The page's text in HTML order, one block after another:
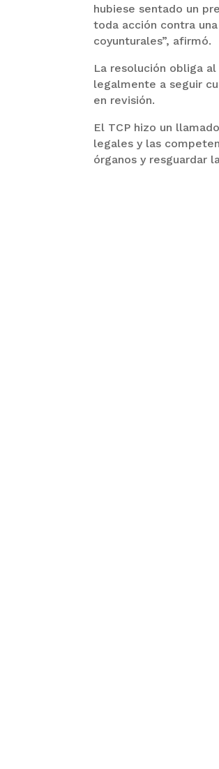
hubiese sentado un
toda acción contra
coyunturales”, afirmó.
La resolución obliga
legalmente a seguir
en revisión.
El TCP hizo un
legales y las
órganos y resguardar